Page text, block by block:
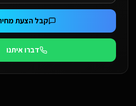
קבל הצעת
דברו איתנו